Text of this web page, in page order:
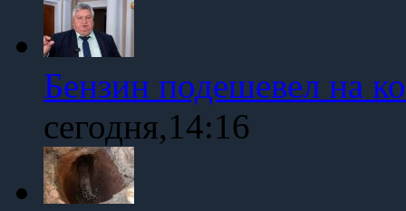
Бензин подешевел на
сегодня,14:16